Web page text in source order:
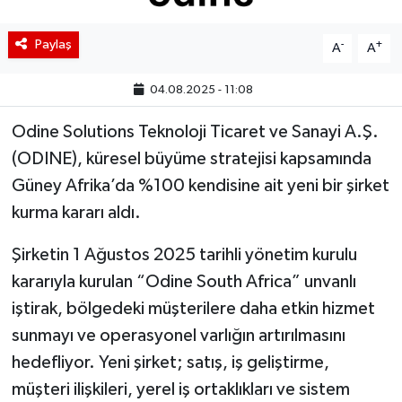
Paylaş A- A+
04.08.2025 - 11:08
Odine Solutions Teknoloji Ticaret ve Sanayi A.Ş.
(ODINE), küresel büyüme stratejisi kapsamında
Güney Afrika’da %100 kendisine ait yeni bir şirket
kurma kararı aldı.
Şirketin 1 Ağustos 2025 tarihli yönetim kurulu
kararıyla kurulan “Odine South Africa” unvanlı
iştirak, bölgedeki müşterilere daha etkin hizmet
sunmayı ve operasyonel varlığın artırılmasını
hedefliyor. Yeni şirket; satış, iş geliştirme,
müşteri ilişkileri, yerel iş ortaklıkları ve sistem
Kiripto Para Piyasası
Gizlilik Sözleşmesi
İletişim